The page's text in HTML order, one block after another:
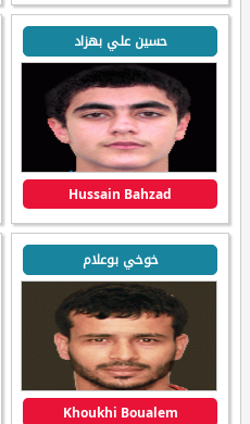
حسين علي بهزاد
Hussain Bahzad
خوخي بوعلام
Khoukhi Boualem